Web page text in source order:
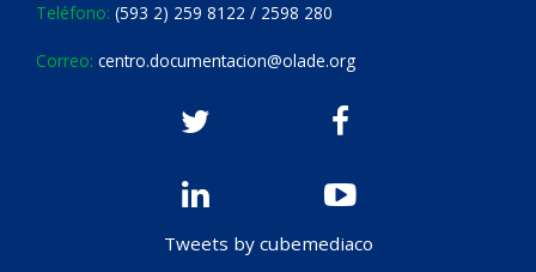
Teléfono: (593 2) 259 8122 / 2598 280
Correo: centro.documentacion@olade.org
Tweets by cubemediaco